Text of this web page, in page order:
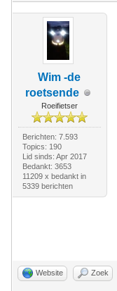
Wim -de
roetsende
Roeifietser
Berichten: 7.593
Topics: 190
Lid sinds: Apr 2017
Bedankt: 3653
11209 x bedankt in
5339 berichten
Website Zoek